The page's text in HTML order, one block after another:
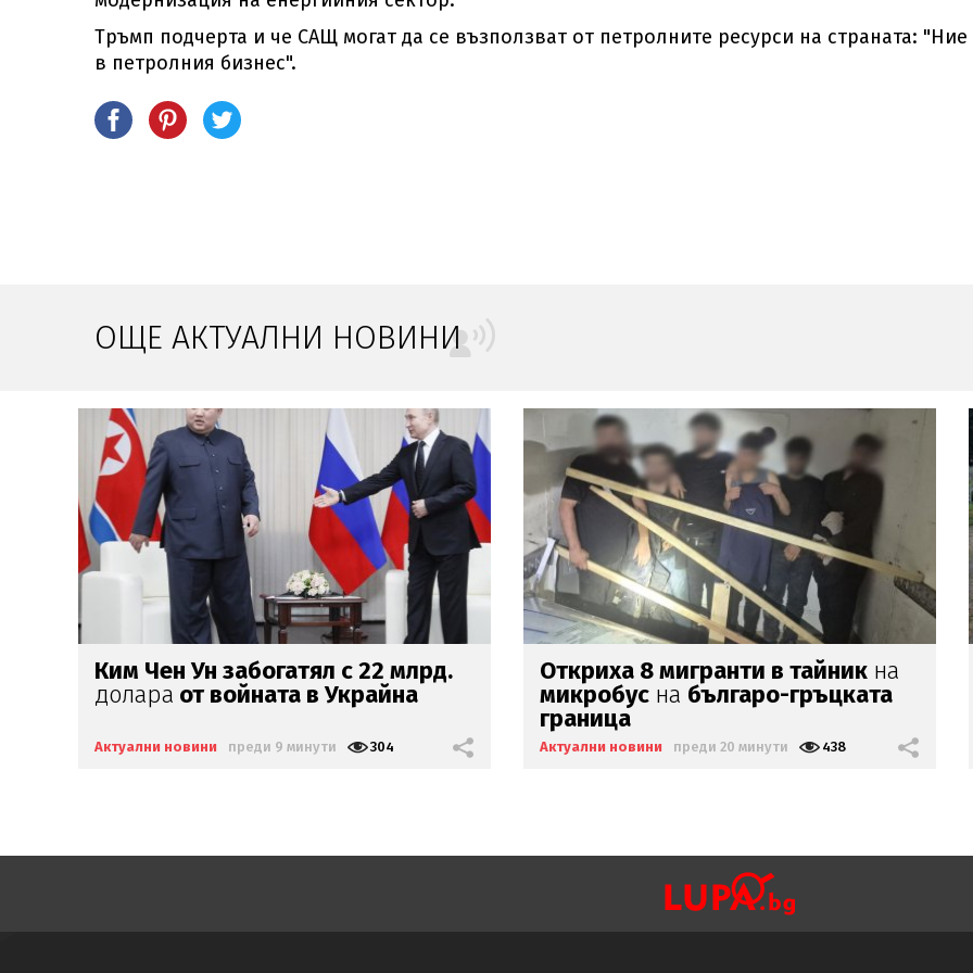
Тръмп подчерта и че САЩ могат да се възползват от петролните ресурси на страната: "Ние
в петролния бизнес".
ОЩЕ АКТУАЛНИ НОВИНИ
Откриха 8 мигранти в тайникна
микробуснабългаро-гръцката
граница
Актуални новини преди 20 минути 438
Бързият влак София-Варна
блъсна иуби жена
Актуални новини преди 25 минути 872